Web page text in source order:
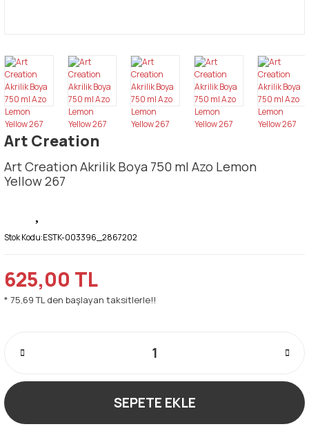
Art Creation
Art Creation Akrilik Boya 750 ml Azo Lemon
Yellow 267
Stok Kodu:ESTK-003396_2867202
625,00 TL
* 75,69 TL den başlayan taksitlerle!!
SEPETE EKLE